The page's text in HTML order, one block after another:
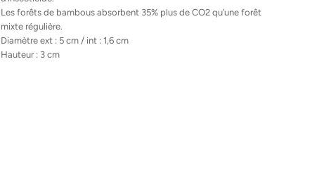
Les forêts de bambous absorbent 35% plus de CO2 qu’une forêt
mixte régulière.
Diamètre ext : 5 cm / int : 1,6 cm
Hauteur : 3 cm